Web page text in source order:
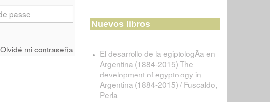
Olvidé mi contraseña
Nuevos libros
El desarrollo de la egiptologÃ­a en
Argentina (1884-2015) The
development of egyptology in
Argentina (1884-2015) / Fuscaldo,
Perla